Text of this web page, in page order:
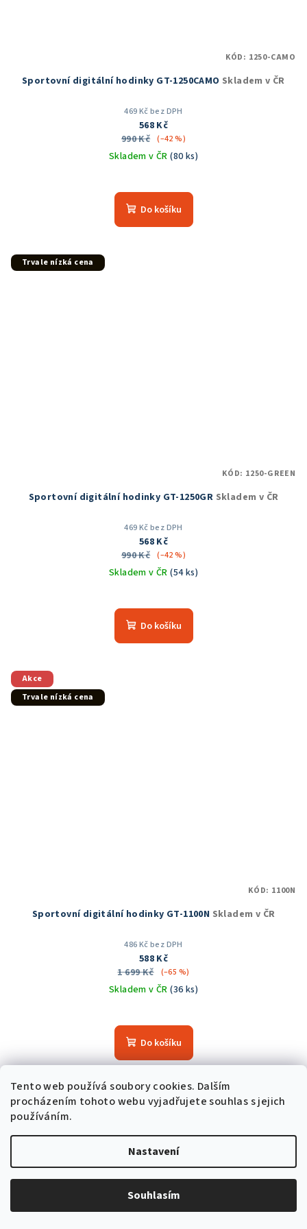
Tento web používá soubory cookies. Dalším
procházením tohoto webu vyjadřujete souhlas s jejich
používáním.
Nastavení
Souhlasím
Sportovní digitální hodinky GT-1250CAMO Skladem v ČR
469 Kč bez DPH
568 Kč
990 Kč (–42 %)
Skladem v ČR(80 ks)
hodnocení
produktu
Do košíku
KÓD: 1250-CAMO
Trvale nízká cena
Sportovní digitální hodinky GT-1250GR Skladem v ČR
469 Kč bez DPH
568 Kč
990 Kč (–42 %)
Skladem v ČR(54 ks)
hodnocení
produktu
Do košíku
KÓD: 1250-GREEN
Akce
Trvale nízká cena
Sportovní digitální hodinky GT-1100N Skladem v ČR
486 Kč bez DPH
588 Kč
1 699 Kč
(–65 %)
Skladem v ČR(36 ks)
hodnocení
produktu
5,0
5
hvězdiček.
Do košíku
KÓD: 1100N
Trvale nízká cena